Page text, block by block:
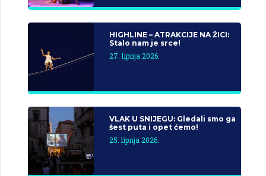
HIGHLINE – ATRAKCIJE NA ŽICI:
Stalo nam je srce!
27. lipnja 2026.
VLAK U SNIJEGU: Gledali smo ga
šest puta i opet ćemo!
25. lipnja 2026.